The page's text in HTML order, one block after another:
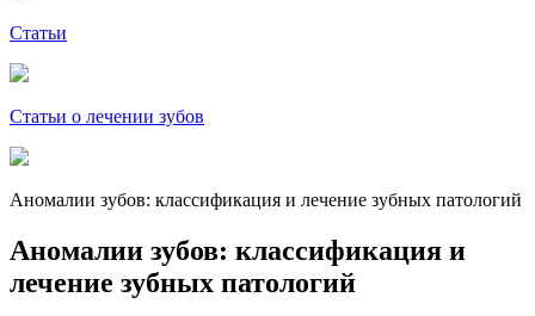
Статьи
Статьи о лечении зубов
Аномалии зубов: классификация и лечение зубных патологий
Аномалии зубов: классификация и
лечение зубных патологий